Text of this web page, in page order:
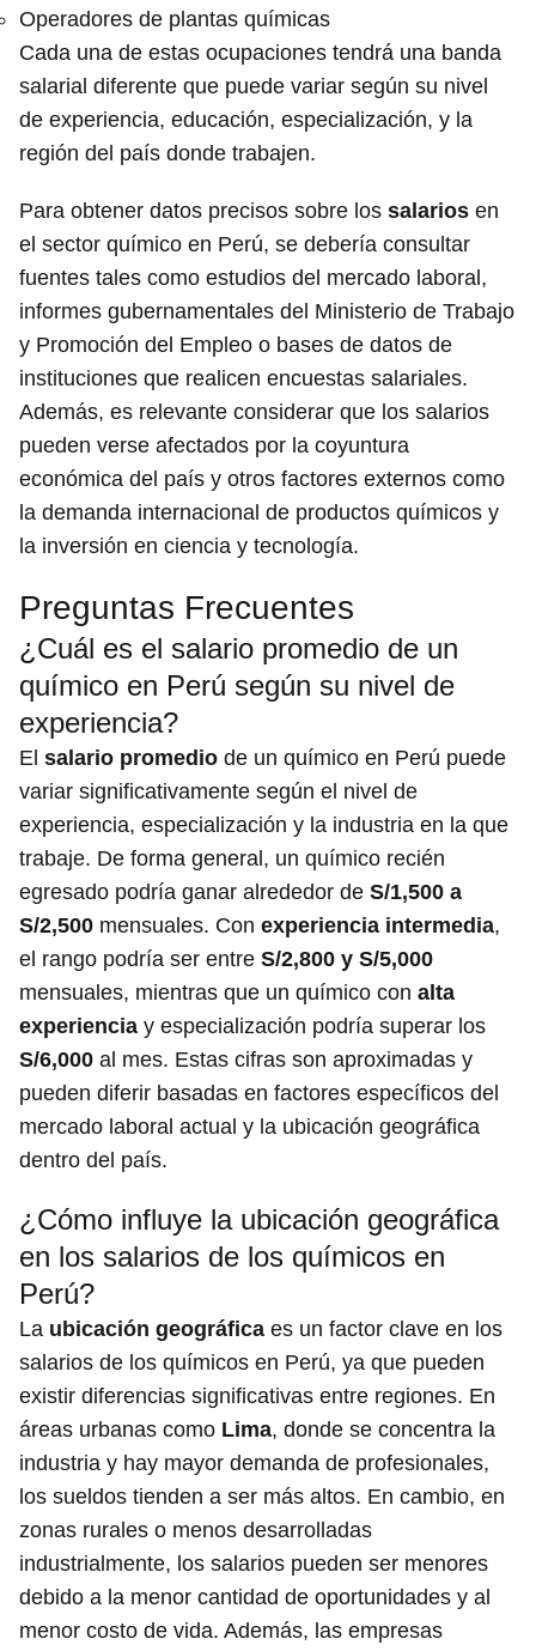
Operadores de plantas químicas
Cada una de estas ocupaciones tendrá una banda
salarial diferente que puede variar según su nivel
de experiencia, educación, especialización, y la
región del país donde trabajen.
Para obtener datos precisos sobre los salarios en
el sector químico en Perú, se debería consultar
fuentes tales como estudios del mercado laboral,
informes gubernamentales del Ministerio de Trabajo
y Promoción del Empleo o bases de datos de
instituciones que realicen encuestas salariales.
Además, es relevante considerar que los salarios
pueden verse afectados por la coyuntura
económica del país y otros factores externos como
la demanda internacional de productos químicos y
la inversión en ciencia y tecnología.
Preguntas Frecuentes
¿Cuál es el salario promedio de un
químico en Perú según su nivel de
experiencia?
El salario promedio de un químico en Perú puede
variar significativamente según el nivel de
experiencia, especialización y la industria en la que
trabaje. De forma general, un químico recién
egresado podría ganar alrededor de S/1,500 a
S/2,500 mensuales. Con experiencia intermedia,
el rango podría ser entre S/2,800 y S/5,000
mensuales, mientras que un químico con alta
experiencia y especialización podría superar los
S/6,000 al mes. Estas cifras son aproximadas y
pueden diferir basadas en factores específicos del
mercado laboral actual y la ubicación geográfica
dentro del país.
¿Cómo influye la ubicación geográfica
en los salarios de los químicos en
Perú?
La ubicación geográfica es un factor clave en los
salarios de los químicos en Perú, ya que pueden
existir diferencias significativas entre regiones. En
áreas urbanas como Lima, donde se concentra la
industria y hay mayor demanda de profesionales,
los sueldos tienden a ser más altos. En cambio, en
zonas rurales o menos desarrolladas
industrialmente, los salarios pueden ser menores
debido a la menor cantidad de oportunidades y al
menor costo de vida. Además, las empresas